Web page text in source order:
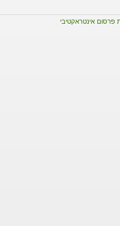
פרסום אינטראקטיבי